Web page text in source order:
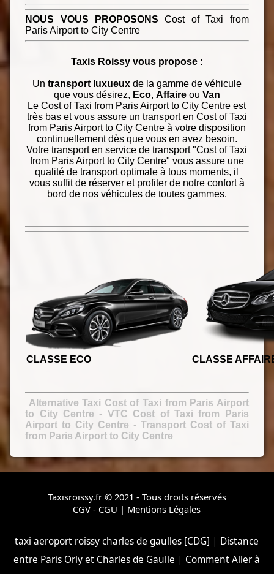
NOUS VOUS PROPOSONS Cost of Taxi from
Paris Airport to City Centre
Taxis Roissy vous propose :
Un transport luxueuxde la gamme de véhicule
que vous désirez, Eco, Affaireou Van
Le Cost of Taxi from Paris Airport to City Centre est
très bas et vous assure un transport en Cost of Taxi
from Paris Airport to City Centre à votre disposition
continuellement dès que vous en avez besoin.
Votre transport en service de transport "Cost of Taxi
from Paris Airport to City Centre" vous assure une
qualité de transport optimale à tous moments, il
vous suffit de réserver et profiter de notre confort à
bord de nos véhicules de toutes gammes.
CLASSE ECO CLASSE
Alternative Taxi Cost of Taxi from Paris Airport
to City Centre - VTC Cost of Taxi from Paris
Airport to City Centre - Transport Cost of Taxi
from Paris Airport to City Centre
Taxisroissy.fr © 2021 - Tous droits réservés
CGV - CGU | Mentions Légales
taxi aeroport roissy charles de gaulles [CDG] | Distance
entre Paris Orly et Charles de Gaulle | Comment Aller à